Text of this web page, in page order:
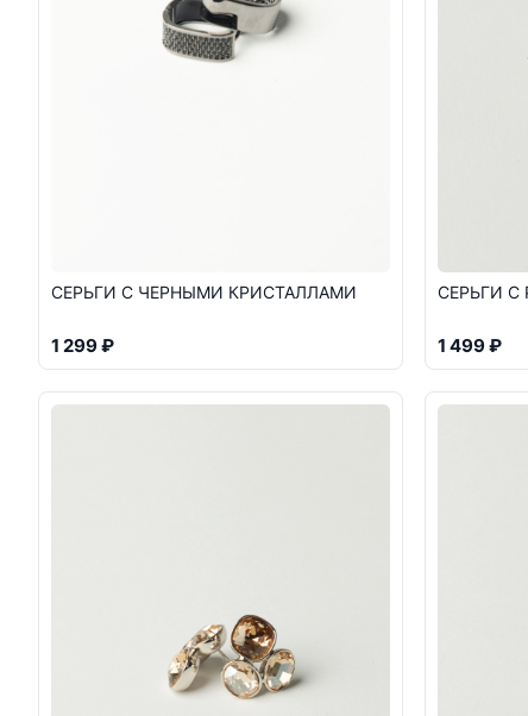
СЕРЬГИ С ЧЕРНЫМИ КРИСТАЛЛАМИ
1 299 ₽
СЕРЬГИ
1 499 ₽